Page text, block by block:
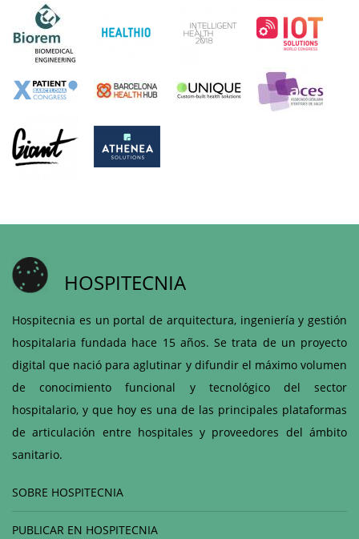
HOSPITECNIA
Hospitecnia es un portal de arquitectura, ingeniería y gestión
hospitalaria fundada hace 15 años. Se trata de un proyecto
digital que nació para aglutinar y difundir el máximo volumen
de conocimiento funcional y tecnológico del sector
hospitalario, y que hoy es una de las principales plataformas
de articulación entre hospitales y proveedores del ámbito
sanitario.
SOBRE HOSPITECNIA
PUBLICAR EN HOSPITECNIA